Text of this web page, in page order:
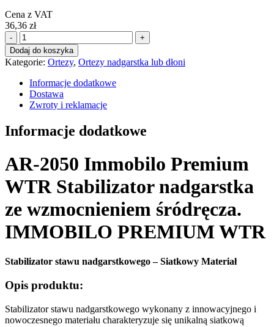
Cena z VAT
36,36 zł
ilość
AR-
2050
Immobilo
Premium
WTR
stabilizator
nadgarstka
ze
wzmocnieniem
roz.UNI
ARmedical
-
+
Dodaj do koszyka
Kategorie: Ortezy, Ortezy nadgarstka lub dłoni
Informacje dodatkowe
Dostawa
Zwroty i reklamacje
Informacje dodatkowe
AR-2050 Immobilo Premium
WTR Stabilizator nadgarstka
ze wzmocnieniem śródręcza.
IMMOBILO PREMIUM WTR
Stabilizator stawu nadgarstkowego – Siatkowy Materiał
Opis produktu:
Stabilizator stawu nadgarstkowego wykonany z innowacyjnego i
nowoczesnego materiału charakteryzuje się unikalną siatkową